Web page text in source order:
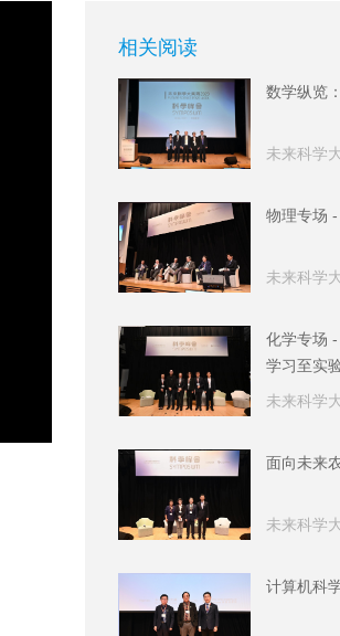
相关阅读
数学纵览
未来科学
物理专场
未来科学
化学专场
学习至实
未来科学
面向未来
未来科学
计算机科